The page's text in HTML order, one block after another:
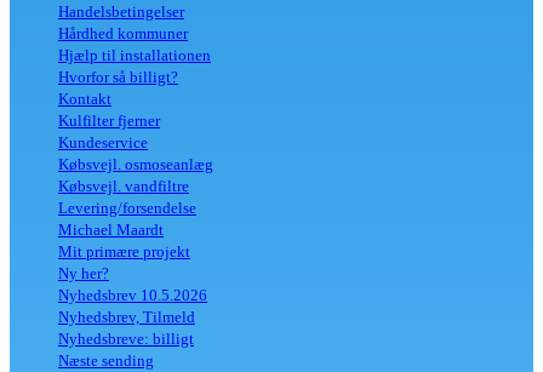
Handelsbetingelser
Hårdhed kommuner
Hjælp til installationen
Hvorfor så billigt?
Kontakt
Kulfilter fjerner
Kundeservice
Købsvejl. osmoseanlæg
Købsvejl. vandfiltre
Levering/forsendelse
Michael Maardt
Mit primære projekt
Ny her?
Nyhedsbrev 10.5.2026
Nyhedsbrev, Tilmeld
Nyhedsbreve: billigt
Næste sending